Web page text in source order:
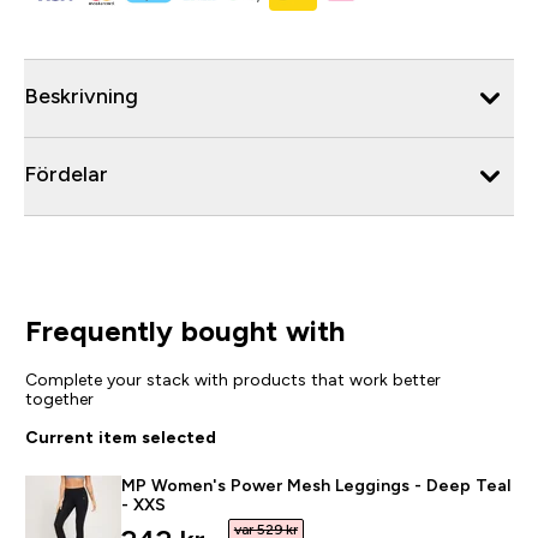
Beskrivning
Fördelar
Frequently bought with
Complete your stack with products that work better
together
Current item selected
MP Women's Power Mesh Leggings - Deep Teal
- XXS
var 529 kr‎